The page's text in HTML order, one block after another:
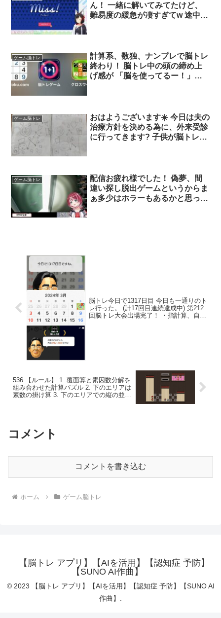
ん！ 一緒に解いてみてたけど、
難易度の緩急が凄すぎてw 途中か
い脳トレになったよw めちゃ楽し
かった！ 会えて嬉しかったよミ
オしゃ、ありがとう?
ゲーム脳トレ
計算系、数独、ナンプレで脳トレ
終わり！ 脳トレ中の頭の締め上
げ感が 「脳を使ってるー！」と
瞑想して締める！
ゲーム脳トレ
おはようございます☀️ 今日は夫の
治療方針を決める為に、外来受診
に行ってきます? 子供が脳トレノ
ますように?
ゲーム脳トレ
配信お疲れ様でした！ 偽夢、間
違い探し脱出ゲームというからま
ぁ多少はホラーもあるかと思った
脳トレ今日で1317日目 今日も一通りのト
レ行った。 (計17回目連続達成中) 第212
回脳トレ大会出場完了！ ・指計算、自己
536 【ルール】 1. 覆面算と素因数分解を
組み合わせた計算パズル 2. 下のエリアは
素数の掛け算 3. 下のエリアでの縦の並び
コメント
コメントを書き込む
ホーム ゲーム脳トレ
【脳トレ アプリ】【AIを活用】【認知症 予防】
【SUNO AI作曲】
© 2023 【脳トレ アプリ】【AIを活用】【認知症 予防】【SUNO AI
作曲】.